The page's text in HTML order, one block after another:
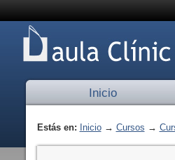
Inicio
Estás en: Inicio→ Cursos →